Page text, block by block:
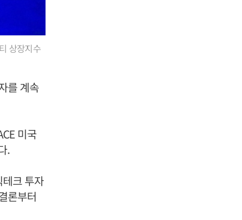
상장지수
를 계속
미국
.
크 투자
론부터